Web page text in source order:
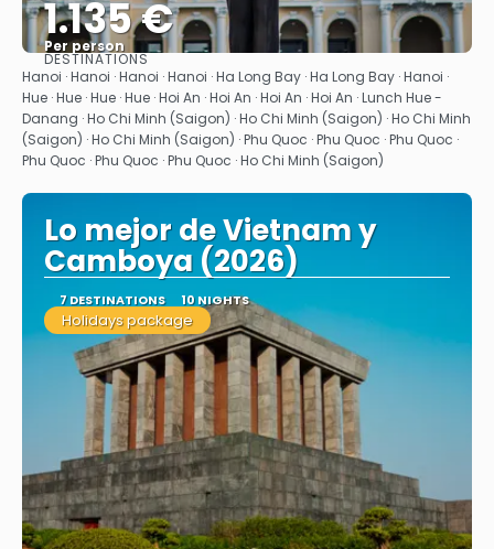
1.135 €
Per person
See
DESTINATIONS
Hanoi · Hanoi · Hanoi · Hanoi · Ha Long Bay · Ha Long Bay · Hanoi ·
Hue · Hue · Hue · Hue · Hoi An · Hoi An · Hoi An · Hoi An · Lunch Hue -
Danang · Ho Chi Minh (Saigon) · Ho Chi Minh (Saigon) · Ho Chi Minh
(Saigon) · Ho Chi Minh (Saigon) · Phu Quoc · Phu Quoc · Phu Quoc ·
Phu Quoc · Phu Quoc · Phu Quoc · Ho Chi Minh (Saigon)
Lo mejor de Vietnam y
Camboya (2026)
7 DESTINATIONS 10 NIGHTS
Holidays package